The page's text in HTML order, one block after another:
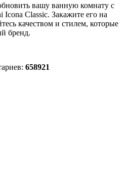
вашу ванную комнату с
Classic. Закажите его на
качеством и стилем, которые
бренд.
658921